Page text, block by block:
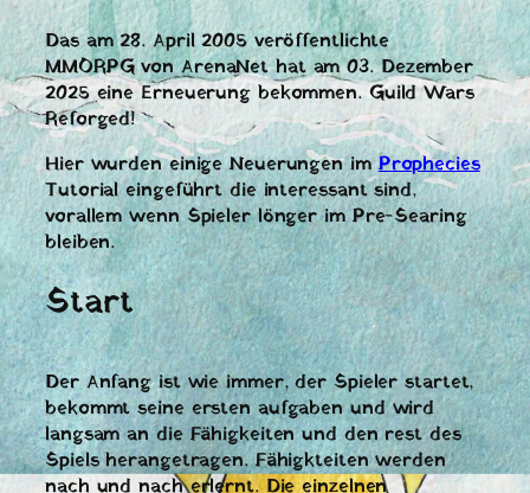
Das am 28. April 2005 veröffentlichte
MMORPG von ArenaNet hat am 03. Dezember
2025 eine Erneuerung bekommen. Guild Wars
Reforged!
Hier wurden einige Neuerungen imProphecies
Tutorial eingeführt die interessant sind,
vorallem wenn Spieler lönger im Pre-Searing
bleiben.
Start
Der Anfang ist wie immer, der Spieler startet,
bekommt seine ersten aufgaben und wird
langsam an die Fähigkeiten und den rest des
Spiels herangetragen. Fähigkteiten werden
nach und nach erlernt. Die einzelnen